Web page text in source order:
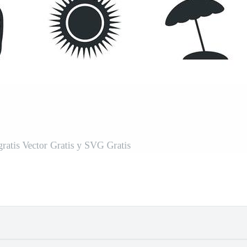
Vector Gratis y SVG Gratis